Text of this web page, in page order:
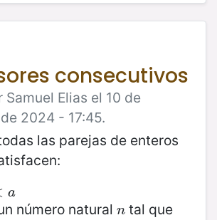
consecutivos
Samuel Elias el 10 de
2024 - 17:45.
las parejas de enteros
a
número natural n
n tal que